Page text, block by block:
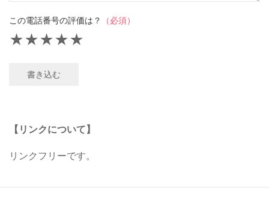
この電話番号の評価は？ （必須）
★
★
★
★
★
書き込む
【リンクについて】
リンクフリーです。